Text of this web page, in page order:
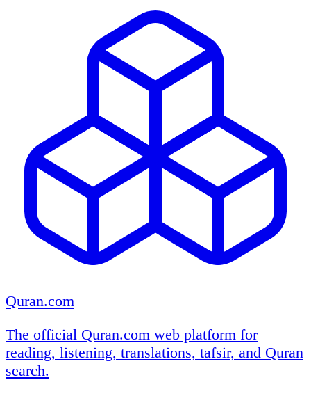
Quran.com
The official Quran.com web platform for
reading, listening, translations, tafsir, and Quran
search.